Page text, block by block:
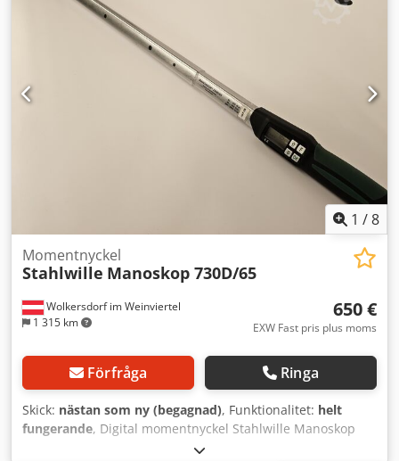
1 /8
Wolkersdorf im Weinviertel
1 315 km
Momentnyckel
Stahlwille Manoskop 730D/65
650 €
EXW Fast pris plus moms
Förfråga Ringa
Skick: nästan som ny (begagnad), Funktionalitet: helt
fungerande, Digital momentnyckel Stahlwille Manoskop
730D/65, mätområde 65 - 650 Nm Credpfeytqhwox Acdjf